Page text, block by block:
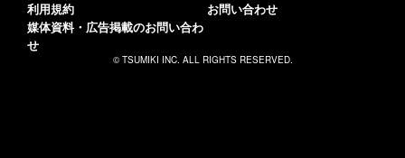
利用規約
媒体資料・広告掲載のお問い合わ
せ
お問い合わせ
© TSUMIKI INC. ALL RIGHTS RESERVED.